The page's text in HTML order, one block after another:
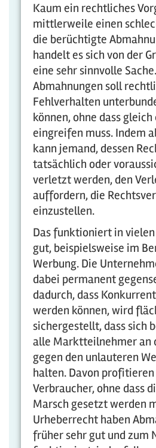
Kaum ein rechtliches
mittlerweile einen
die berüchtigte
handelt es sich von der
eine sehr sinnvolle
Abmahnungen soll
Fehlverhalten
können, ohne dass
eingreifen muss. Indem
kann jemand, dessen
tatsächlich oder
verletzt werden, den
auffordern, die
einzustellen.
Das funktioniert in
gut, beispielsweise im
Werbung. Die
dabei permanent
dadurch, dass
werden können, wird
sichergestellt, dass sich
alle Marktteilnehmer an
gegen den unlauteren
halten. Davon
Verbraucher, ohne dass
Marsch gesetzt werden
Urheberrecht haben
früher sehr gut und zum